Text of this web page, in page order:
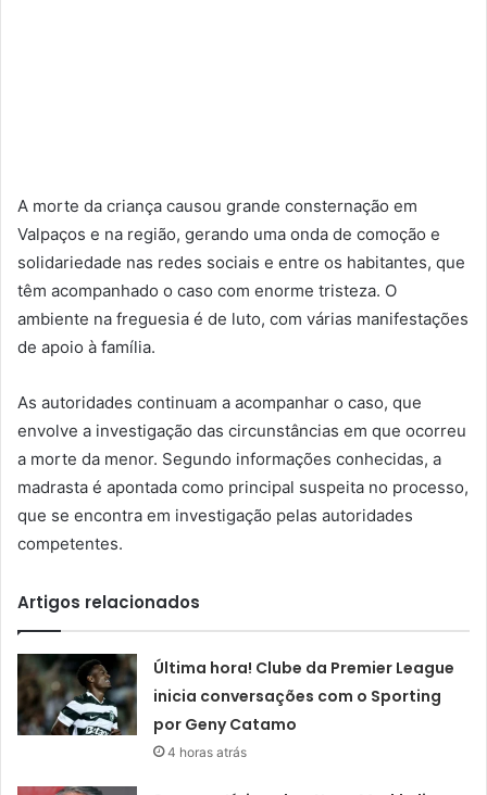
A morte da criança causou grande consternação em
Valpaços e na região, gerando uma onda de comoção e
solidariedade nas redes sociais e entre os habitantes, que
têm acompanhado o caso com enorme tristeza. O
ambiente na freguesia é de luto, com várias manifestações
de apoio à família.
As autoridades continuam a acompanhar o caso, que
envolve a investigação das circunstâncias em que ocorreu
a morte da menor. Segundo informações conhecidas, a
madrasta é apontada como principal suspeita no processo,
que se encontra em investigação pelas autoridades
competentes.
Artigos relacionados
Última hora! Clube da Premier League
inicia conversações com o Sporting
por Geny Catamo
4 horas atrás